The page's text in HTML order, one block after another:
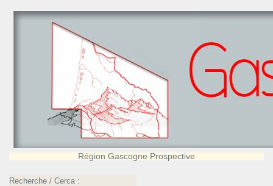
Région Gascogne Prospective
Recherche / Cerca :